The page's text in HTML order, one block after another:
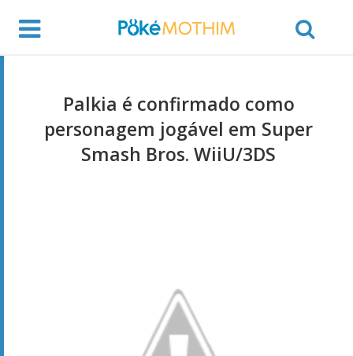
Palkia é confirmado como
personagem jogável em Super
Smash Bros. WiiU/3DS